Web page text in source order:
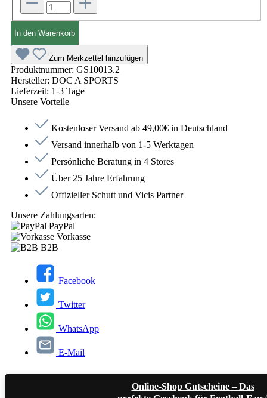
In den Warenkorb
Zum Merkzettel hinzufügen
Produktnummer: GS10013.2
Hersteller: DOC A SPORTS
Lieferzeit: 1-3 Tage
Unsere Vorteile
Kostenloser Versand ab 49,00€ in Deutschland
Versand innerhalb von 1-5 Werktagen
Persönliche Beratung in 4 Stores
Über 25 Jahre Erfahrung
Offizieller Schutt und Vicis Partner
Unsere Zahlungsarten:
PayPal
Vorkasse
B2B
Facebook
Twitter
WhatsApp
E-Mail
Online-Shop Gutscheine – Das